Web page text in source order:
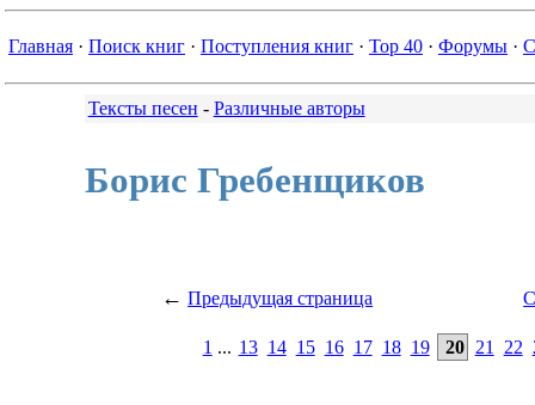
Главная · Поиск книг · Поступления книг · Top 40 · Форумы ·
Тексты песен - Различные авторы
Борис Гребенщиков
← Предыдущая страница
1 ... 13 14 15 16 17 18 19 20 21 22